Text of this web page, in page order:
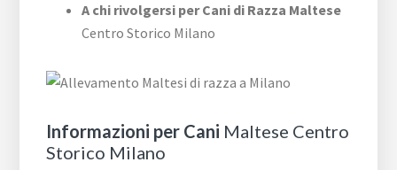
A chi rivolgersi per Cani di Razza Maltese
Centro Storico Milano
Informazioni per Cani Maltese Centro
Storico Milano